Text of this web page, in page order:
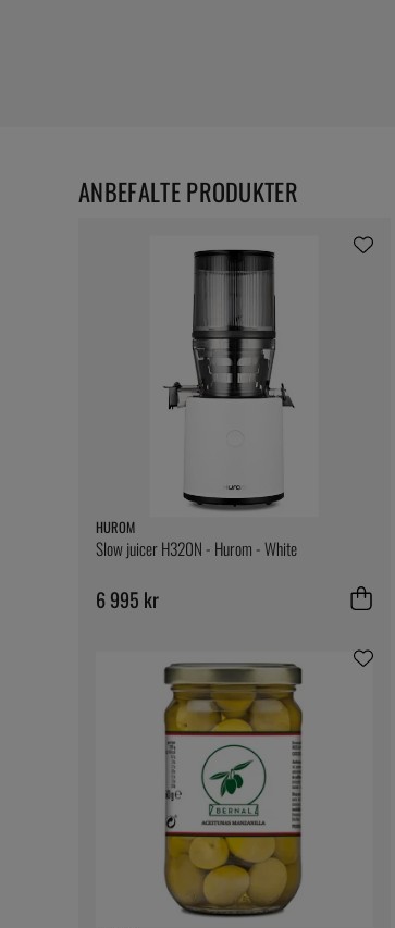
HUROM
Slow juicer H320N - Hurom - White
6 995 kr
ANBEFALTE PRODUKTER